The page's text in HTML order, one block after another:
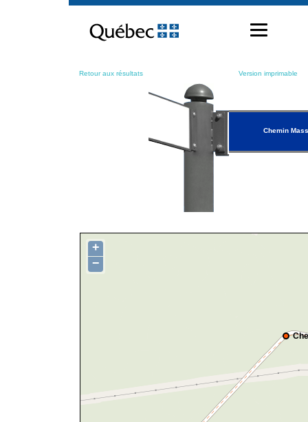
contenu
Retour aux résultats Version imprimable
Chemin
+
−